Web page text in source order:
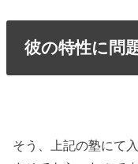
彼の特性に問
そう、上記の塾にて